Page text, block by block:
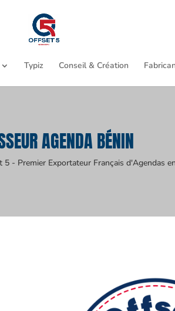
Typiz Conseil & Création
AGENDA BÉNIN
5 - Premier Exportateur Français d'Agendas